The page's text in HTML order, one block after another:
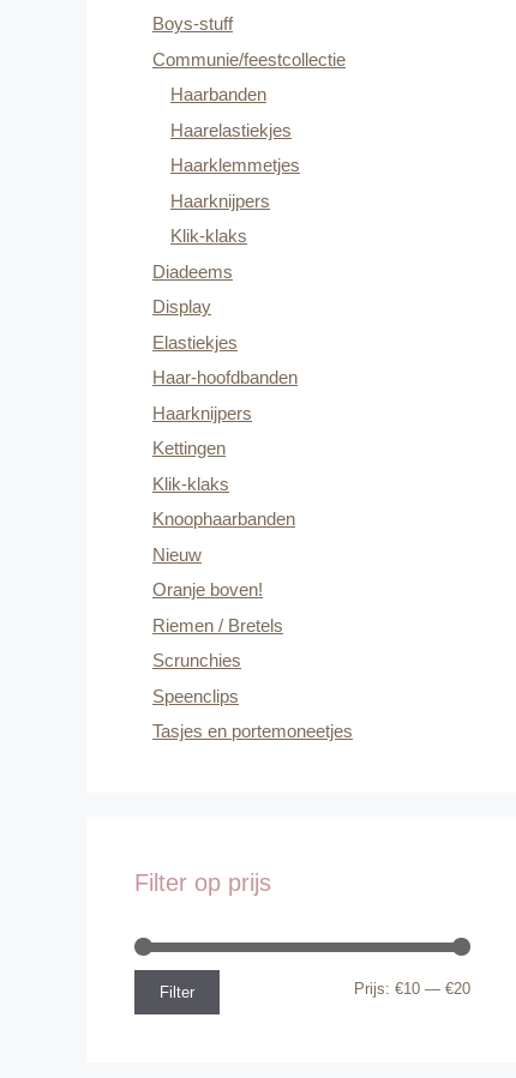
Boys-stuff
Communie/feestcollectie
Haarbanden
Haarelastiekjes
Haarklemmetjes
Haarknijpers
Klik-klaks
Diadeems
Display
Elastiekjes
Haar-hoofdbanden
Haarknijpers
Kettingen
Klik-klaks
Knoophaarbanden
Nieuw
Oranje boven!
Riemen / Bretels
Scrunchies
Speenclips
Tasjes en portemoneetjes
Filter op prijs
Min.
Max.
Filter Prijs: €10 — €20